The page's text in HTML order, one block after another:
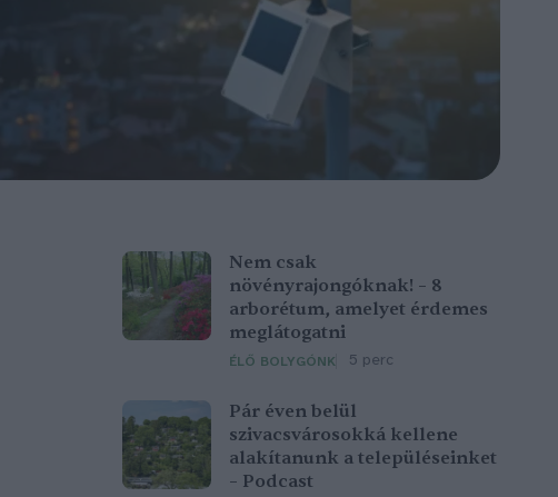
Nem csak
növényrajongóknak! – 8
arborétum, amelyet érdemes
meglátogatni
ÉLŐ BOLYGÓNK 5 perc
Pár éven belül
szivacsvárosokká kellene
alakítanunk a településeinket
– Podcast